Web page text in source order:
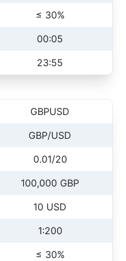
≤ 30%
00:05
23:55
GBPUSD
GBP/USD
0.01/20
100,000 GBP
10 USD
1:200
≤ 30%